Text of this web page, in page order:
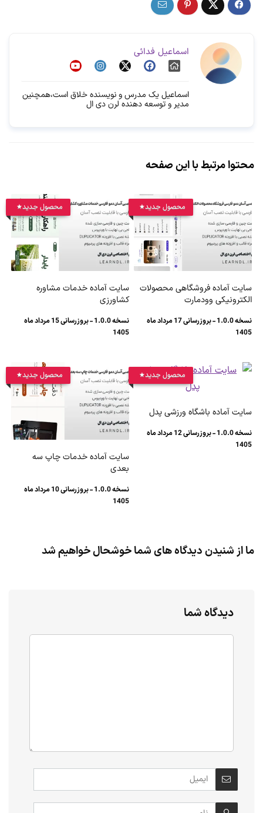
اسماعیل فدائی
اسماعیل یک مدرس و نویسنده خلاق است،همچنین
مدیر و توسعه دهنده لرن دی ال
محتوا مرتبط با این صفحه
محصول جدید
سایت آماده فروشگاهی محصولات
الکترونیکی وودمارت
نسخه 1.0.0 - بروزرسانی 17 مرداد ماه
1405
محصول جدید
سایت آماده خدمات مشاوره
کشاورزی
نسخه 1.0.0 - بروزرسانی 15 مرداد ماه
1405
محصول جدید
سایت آماده باشگاه ورزشی پدل
نسخه 1.0.0 - بروزرسانی 12 مرداد ماه
1405
محصول جدید
سایت آماده خدمات چاپ سه
بعدی
نسخه 1.0.0 - بروزرسانی 10 مرداد ماه
1405
ما از شنیدن دیدگاه های شما خوشحال خواهیم شد
دیدگاه شما